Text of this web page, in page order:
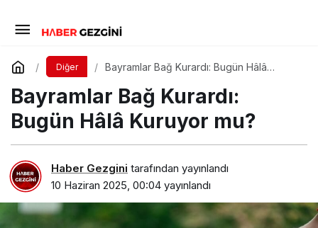
Diğer
Bayramlar Bağ Kurardı: Bugün Hâlâ
Bayramlar Bağ Kurardı:
Bugün Hâlâ Kuruyor mu?
Haber Gezgini tarafından yayınlandı
10 Haziran 2025, 00:04 yayınlandı